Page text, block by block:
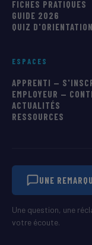
FICHES PRATIQUES
GUIDE 2026
QUIZ D'ORIENTATION
ESPACES
APPRENTI —
EMPLOYEUR —
ACTUALITÉS
RESSOURCES
UNE
Une question, une
votre écoute.